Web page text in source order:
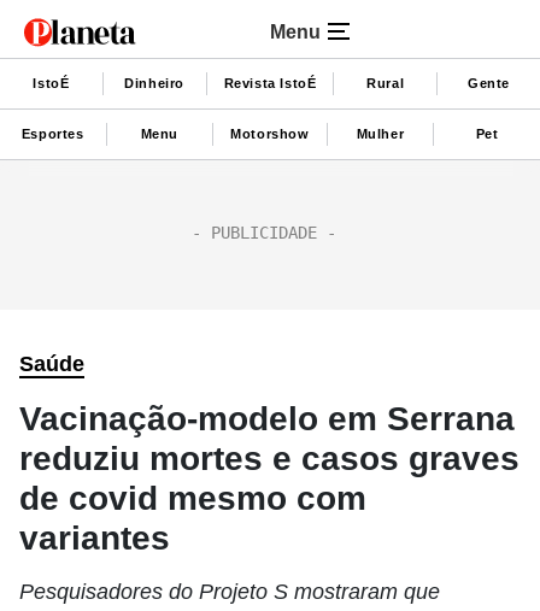
Menu
IstoÉ Dinheiro Revista IstoÉ Rural Gente
Esportes Menu Motorshow Mulher Pet
Saúde
Vacinação-modelo em Serrana
reduziu mortes e casos graves
de covid mesmo com
variantes
Pesquisadores do Projeto S mostraram que